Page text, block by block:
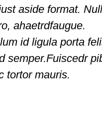
aside format.
ahaetrdfaugue.
id ligula porta
semper.Fuiscedr
tortor mauris.